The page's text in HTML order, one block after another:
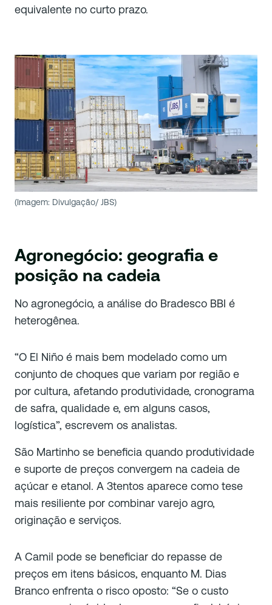
equivalente no curto prazo.
(Imagem: Divulgação/ JBS)
Agronegócio: geografia e
posição na cadeia
No agronegócio, a análise do Bradesco BBI é
heterogênea.
“O El Niño é mais bem modelado como um
conjunto de choques que variam por região e
por cultura, afetando produtividade, cronograma
de safra, qualidade e, em alguns casos,
logística”, escrevem os analistas.
São Martinho se beneficia quando produtividade
e suporte de preços convergem na cadeia de
açúcar e etanol. A 3tentos aparece como tese
mais resiliente por combinar varejo agro,
originação e serviços.
A Camil pode se beneficiar do repasse de
preços em itens básicos, enquanto M. Dias
Branco enfrenta o risco oposto: “Se o custo